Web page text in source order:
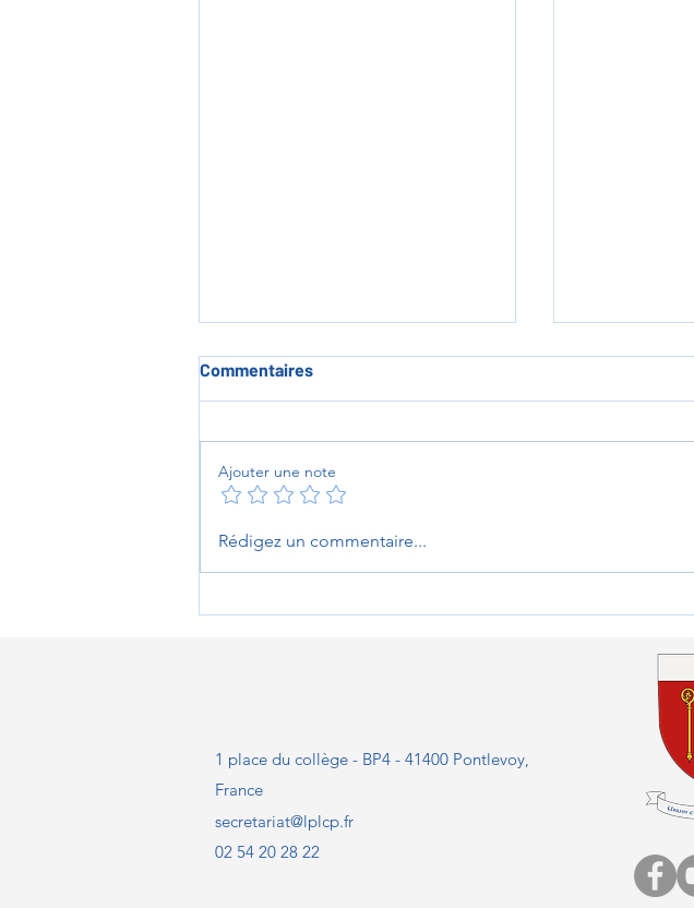
Les Héritiers de Pontlevoy
Commentaires
Ajouter une note
Rédigez un commentaire...
1 place du collège - BP4 - 41400 Pontlevoy,
France
secretariat@lplcp.fr
02 54 20 28 22